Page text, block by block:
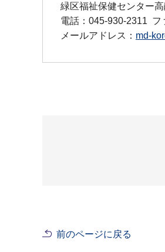
緑区福祉保健センター
電話：045-930-2311 フ
メールアドレス： md-
前のページに戻る